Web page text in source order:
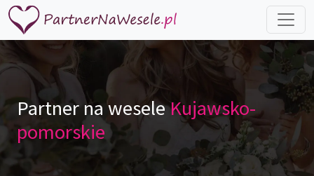
Partner na weseleKujawsko-
pomorskie